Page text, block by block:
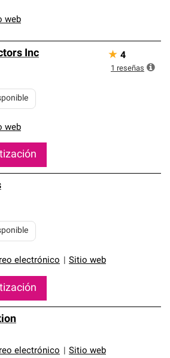
web
Inc
web
★ 4
1 reseñas
electrónico Sitio web
electrónico Sitio web